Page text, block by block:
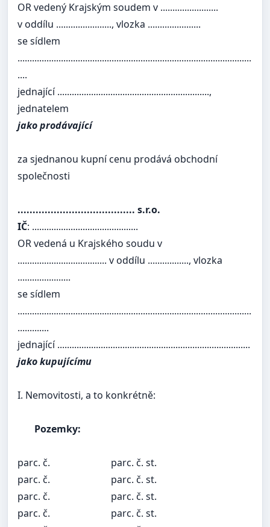
OR vedený Krajským soudem v ........................
v oddílu ......................., vlozka ......................
se sídlem
.................................................................................................
....
jednající ...............................................................,
jednatelem
jako prodávající
za sjednanou kupní cenu prodává obchodní
společnosti
....................................... s.r.o.
IČ: ............................................
OR vedená u Krajského soudu v
..................................... v oddílu ................., vlozka
......................
se sídlem
.................................................................................................
.............
jednající ................................................................................
jako kupujícímu
I. Nemovitosti, a to konkrétně:
Pozemky:
parc. č.
parc. č. st.
parc. č.
parc. č. st.
parc. č.
parc. č. st.
parc. č.
parc. č. st.